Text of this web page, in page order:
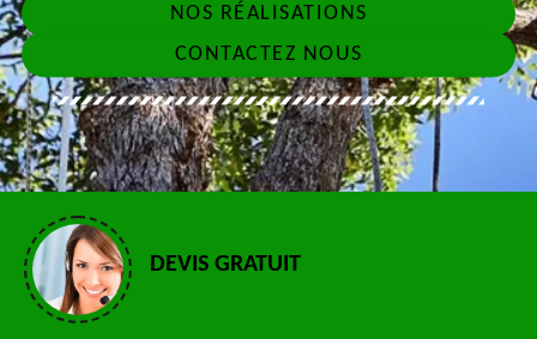
NOS RÉALISATIONS
CONTACTEZ NOUS
DEVIS GRATUIT